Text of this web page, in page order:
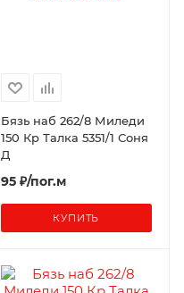
Бязь наб 262/8 Миледи
150 Кр Талка 5351/1 Соня
Д
95 ₽/пог.м
КУПИТЬ